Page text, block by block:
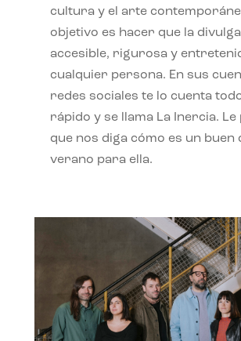
cultura y el arte
objetivo es hacer que la
accesible, rigurosa y
cualquier persona. En sus
redes sociales te lo cuenta
rápido y se llama La Inercia. Le
que nos diga cómo es un buen
verano para ella.